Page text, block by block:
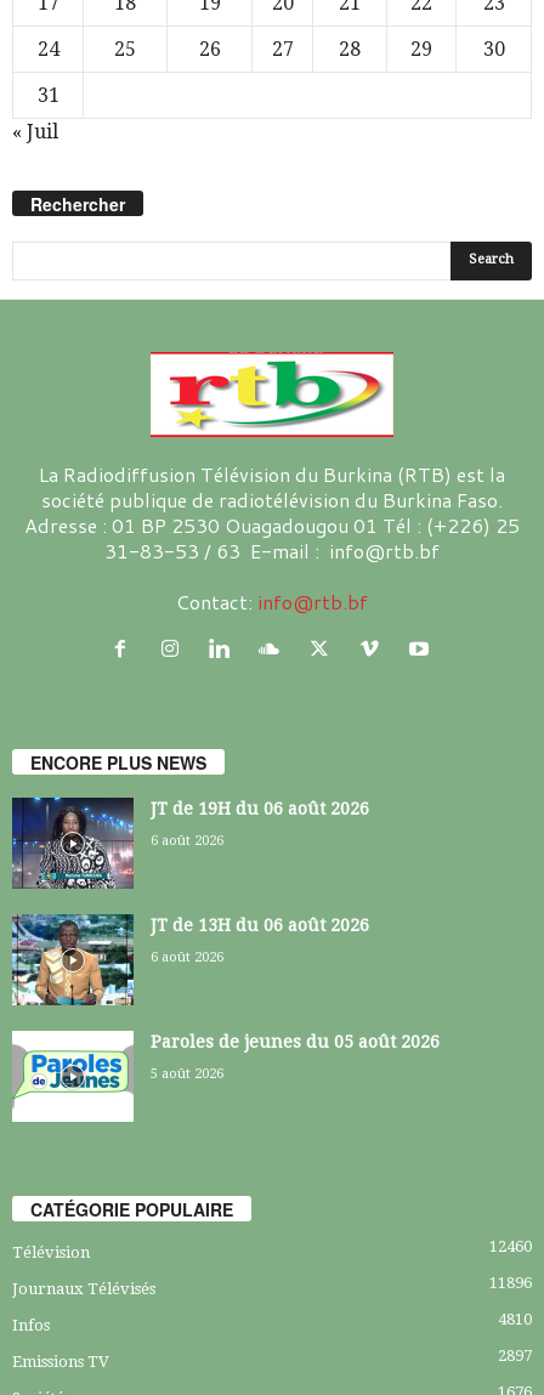
24
25 26 27 28 29
30
31
« Juil
Rechercher
La Radiodiffusion Télévision du Burkina (RTB) est la
société publique de radiotélévision du Burkina Faso.
Adresse : 01 BP 2530 Ouagadougou 01 Tél : (+226) 25
31-83-53 / 63 E-mail : info@rtb.bf
Contact: info@rtb.bf
ENCORE PLUS NEWS
JT de 19H du 06 août 2026
6 août 2026
JT de 13H du 06 août 2026
6 août 2026
Paroles de jeunes du 05 août 2026
5 août 2026
CATÉGORIE POPULAIRE
Télévision 12460
Journaux Télévisés 11896
Infos 4810
Emissions TV 2897